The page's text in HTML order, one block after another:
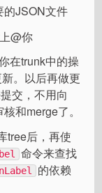
的JSON文件
@你
在trunk中的操
。以后再做更
交，不用向
和merge了。
tree后，再使
命令来查找
的依赖